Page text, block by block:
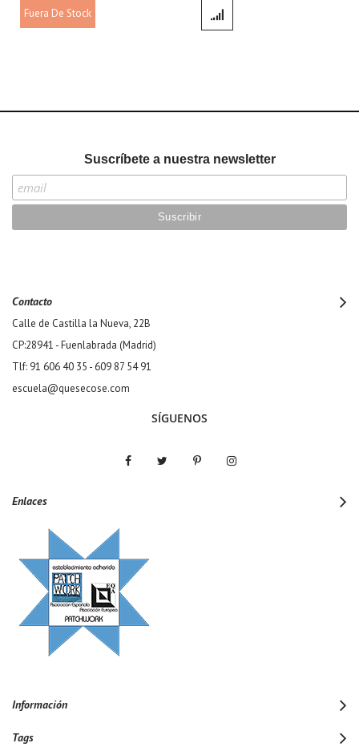
Fuera De Stock
Suscríbete a nuestra newsletter
Contacto
Calle de Castilla la Nueva, 22B
CP:28941 - Fuenlabrada (Madrid)
Tlf: 91 606 40 35 - 609 87 54 91
escuela@quesecose.com
SÍGUENOS
Enlaces
Información
Tags